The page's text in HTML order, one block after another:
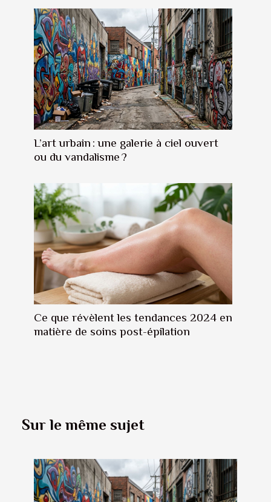
L’art urbain : une galerie à ciel ouvert
ou du vandalisme ?
Ce que révèlent les tendances 2024 en
matière de soins post-épilation
Sur le même sujet